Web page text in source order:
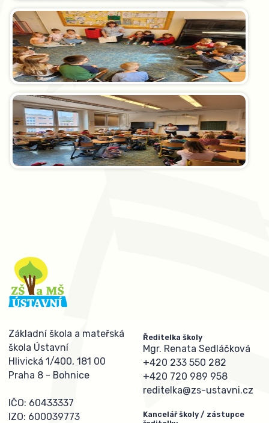
Základní škola a mateřská
škola Ústavní
Hlivická 1/400, 181 00
Praha 8 - Bohnice
IČO: 60433337
IZO: 600039773
Ředitelka školy
Mgr. Renata Sedláčková
+420 233 550 282
+420 720 989 958
reditelka@zs-ustavni.cz
Kancelář školy / zástupce